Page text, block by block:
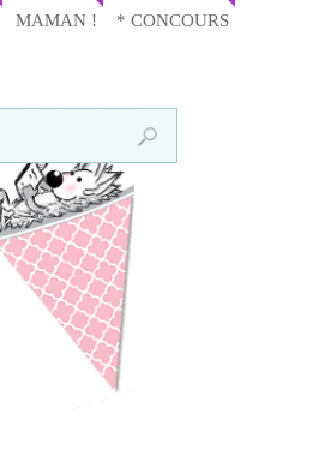
MAMAN ! * CONCOURS